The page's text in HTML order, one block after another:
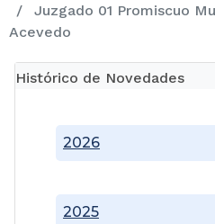
Juzgado 01 Promiscuo
Acevedo
Histórico de Novedades
2025
2026